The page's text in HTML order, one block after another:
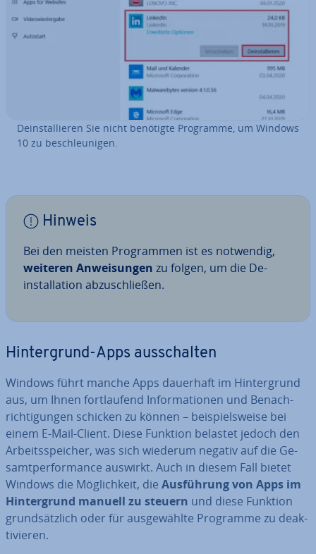
De­instal­lie­ren Sie nicht benötigte Programme, um Windows
10 zu be­schleu­ni­gen.
Hinweis
Bei den meisten Pro­gram­men ist es notwendig,
weiteren An­wei­sun­gen zu folgen, um die De­
instal­la­ti­on ab­zu­schlie­ßen.
Hin­ter­grund-Apps aus­schal­ten
Windows führt manche Apps dauerhaft im Hin­ter­grund
aus, um Ihnen fort­lau­fend In­for­ma­tio­nen und Be­nach­
rich­ti­gun­gen schicken zu können – bei­spiels­wei­se bei
einem E-Mail-Client. Diese Funktion belastet jedoch den
Ar­beits­spei­cher, was sich wiederum negativ auf die Ge­
samt­per­for­mance auswirkt. Auch in diesem Fall bietet
Windows die Mög­lich­keit, die Aus­füh­rung von Apps im
Hin­ter­grund manuell zu steuern und diese Funktion
grund­sätz­lich oder für aus­ge­wähl­te Programme zu de­ak­
ti­vie­ren.